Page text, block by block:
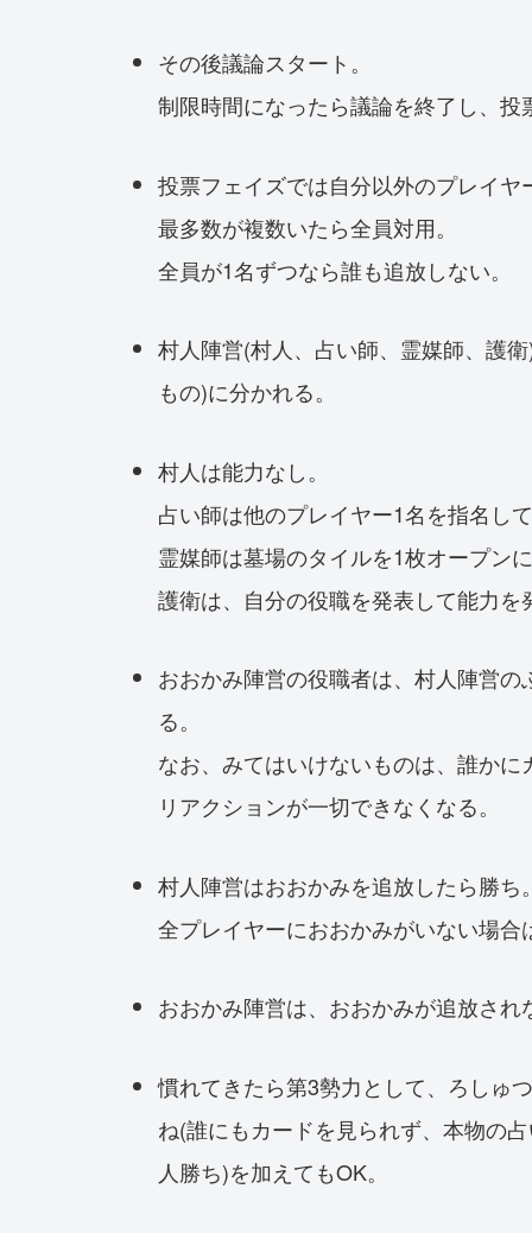
その後議論スタート。
制限時間になったら議論を終了し、投
投票フェイズでは自分以外のプレイ
最多数が複数いたら全員対用。
全員が1名ずつなら誰も追放しない。
村人陣営(村人、占い師、霊媒師、護
もの)に分かれる。
村人は能力なし。
占い師は他のプレイヤー1名を指名し
霊媒師は墓場のタイルを1枚オープン
護衛は、自分の役職を発表して能力
おおかみ陣営の役職者は、村人陣営
る。
なお、みてはいけないものは、誰か
リアクションが一切できなくなる。
村人陣営はおおかみを追放したら勝ち
全プレイヤーにおおかみがいない場
おおかみ陣営は、おおかみが追放され
慣れてきたら第3勢力として、ろしゅ
ね(誰にもカードを見られず、本物の
人勝ち)を加えてもOK。